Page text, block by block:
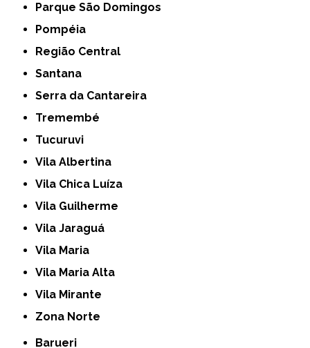
Parque São Domingos
Pompéia
Região Central
Santana
Serra da Cantareira
Tremembé
Tucuruvi
Vila Albertina
Vila Chica Luíza
Vila Guilherme
Vila Jaraguá
Vila Maria
Vila Maria Alta
Vila Mirante
Zona Norte
Barueri